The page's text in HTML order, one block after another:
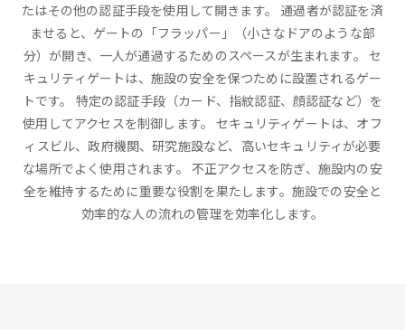
たはその他の認証手段を使用して開きます。 通過者が認証を済
ませると、ゲートの「フラッパー」（小さなドアのような部
分）が開き、一人が通過するためのスペースが生まれます。 セ
キュリティゲートは、施設の安全を保つために設置されるゲー
トです。 特定の認証手段（カード、指紋認証、顔認証など）を
使用してアクセスを制御します。 セキュリティゲートは、オフ
ィスビル、政府機関、研究施設など、高いセキュリティが必要
な場所でよく使用されます。 不正アクセスを防ぎ、施設内の安
全を維持するために重要な役割を果たします。施設での安全と
効率的な人の流れの管理を効率化します。